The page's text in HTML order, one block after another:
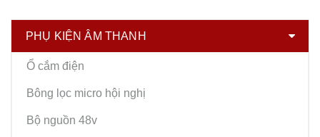
PHỤ KIỆN ÂM THANH
Ổ cắm điện
Bông lọc micro hội nghị
Bộ nguồn 48v